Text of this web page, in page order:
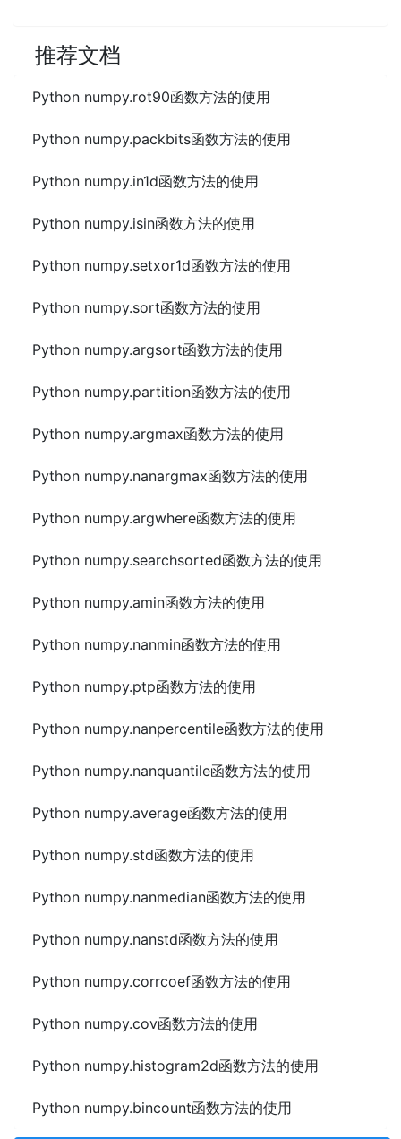
推荐文档
Python numpy.rot90函数方法的使用
Python numpy.packbits函数方法的使用
Python numpy.in1d函数方法的使用
Python numpy.isin函数方法的使用
Python numpy.setxor1d函数方法的使用
Python numpy.sort函数方法的使用
Python numpy.argsort函数方法的使用
Python numpy.partition函数方法的使用
Python numpy.argmax函数方法的使用
Python numpy.nanargmax函数方法的使用
Python numpy.argwhere函数方法的使用
Python numpy.searchsorted函数方法的使用
Python numpy.amin函数方法的使用
Python numpy.nanmin函数方法的使用
Python numpy.ptp函数方法的使用
Python numpy.nanpercentile函数方法的使用
Python numpy.nanquantile函数方法的使用
Python numpy.average函数方法的使用
Python numpy.std函数方法的使用
Python numpy.nanmedian函数方法的使用
Python numpy.nanstd函数方法的使用
Python numpy.corrcoef函数方法的使用
Python numpy.cov函数方法的使用
Python numpy.histogram2d函数方法的使用
Python numpy.bincount函数方法的使用